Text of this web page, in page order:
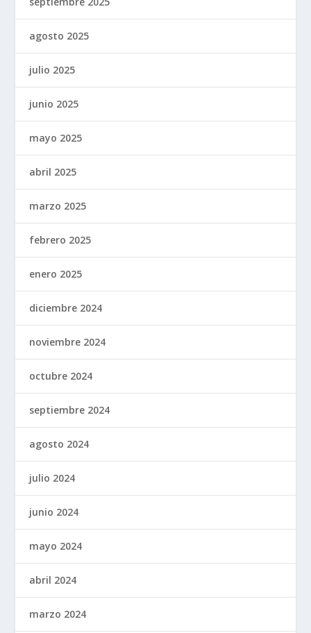
agosto 2025
julio 2025
junio 2025
mayo 2025
abril 2025
marzo 2025
febrero 2025
enero 2025
diciembre 2024
noviembre 2024
octubre 2024
septiembre 2024
agosto 2024
julio 2024
junio 2024
mayo 2024
abril 2024
marzo 2024